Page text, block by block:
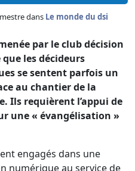
dans Le monde du dsi
par le club décision
les décideurs
se sentent parfois un
au chantier de la
Ils requièrent l’appui de
une « évangélisation »
engagés dans une
numérique au service de